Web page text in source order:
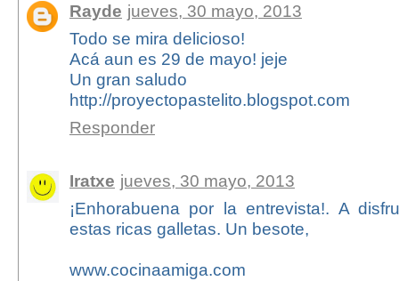
Rayde jueves, 30 mayo, 2013
Todo se mira delicioso!
Acá aun es 29 de mayo! jeje
Un gran saludo
http://proyectopastelito.blogspot.com
Responder
Iratxe jueves, 30 mayo, 2013
¡Enhorabuena por la entrevista!. A
estas ricas galletas. Un besote,
www.cocinaamiga.com